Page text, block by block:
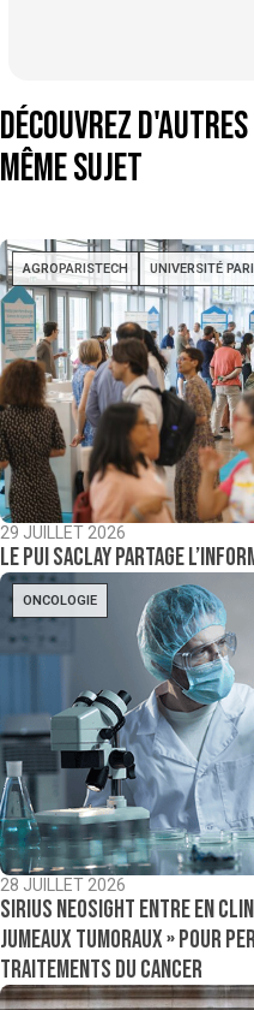
Découvrez
même sujet
AGROPARISTECH UNIVERSITÉ
29 JUILLET 2026
Le PUI Saclay partage
ONCOLOGIE
28 JUILLET 2026
Sirius NeoSight entre en
jumeaux tumoraux » pour
traitements du cancer